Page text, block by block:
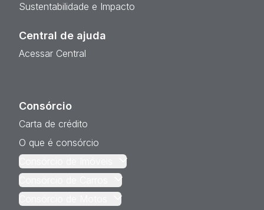
Sustentabilidade e Impacto
Central de ajuda
Acessar Central
Consórcio
Carta de crédito
O que é consórcio